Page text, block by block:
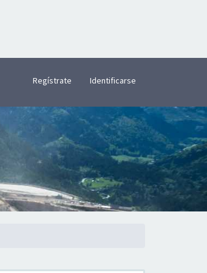
Regístrate Identificarse